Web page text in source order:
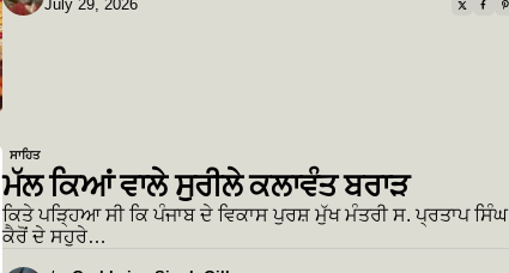
by
July 29, 2026
ਸਾਹਿਤ
ਮੱਲ ਕਿਆਂ ਵਾਲੇ ਸੁਰੀਲੇ ਕਲਾਵੰਤ ਬਰਾੜ
ਕਿਤੇ ਪੜ੍ਹਿਆ ਸੀ ਕਿ ਪੰਜਾਬ ਦੇ ਵਿਕਾਸ ਪੁਰਸ਼ ਮੁੱਖ ਮੰਤਰੀ ਸ. ਪ੍ਰਤਾਪ ਸਿੰਘ
ਕੈਰੋਂ ਦੇ ਸਹੁਰੇ…